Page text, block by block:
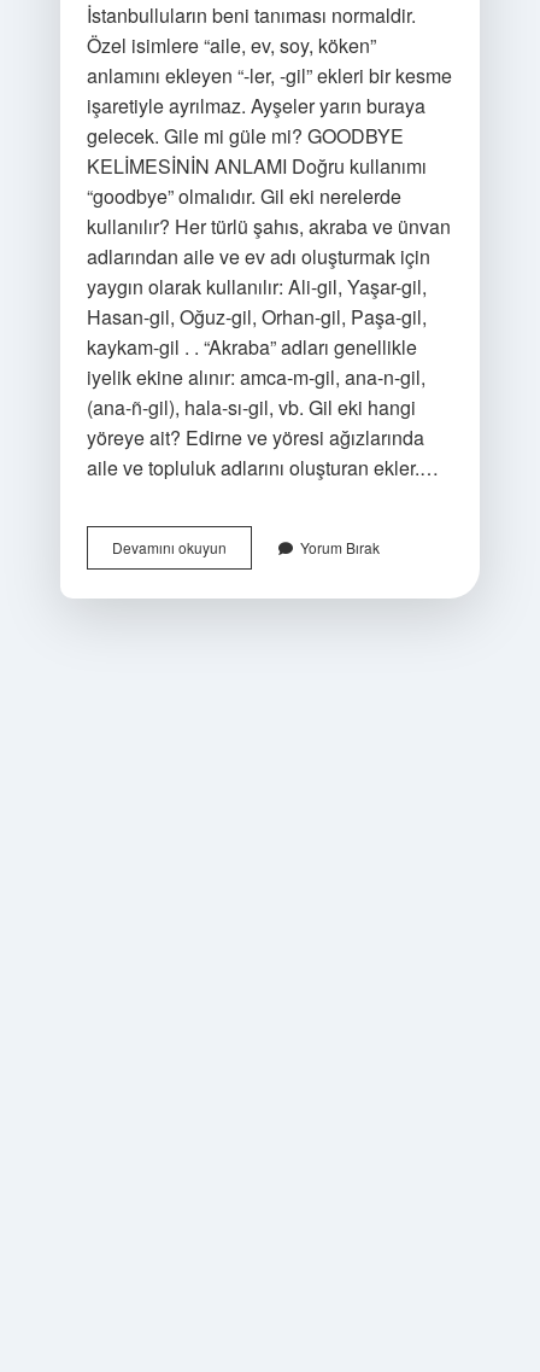
İstanbulluların beni tanıması normaldir.
Özel isimlere “aile, ev, soy, köken”
anlamını ekleyen “-ler, -gil” ekleri bir kesme
işaretiyle ayrılmaz. Ayşeler yarın buraya
gelecek. Gile mi güle mi? GOODBYE
KELİMESİNİN ANLAMI Doğru kullanımı
“goodbye” olmalıdır. Gil eki nerelerde
kullanılır? Her türlü şahıs, akraba ve ünvan
adlarından aile ve ev adı oluşturmak için
yaygın olarak kullanılır: Ali-gil, Yaşar-gil,
Hasan-gil, Oğuz-gil, Orhan-gil, Paşa-gil,
kaykam-gil . . “Akraba” adları genellikle
iyelik ekine alınır: amca-m-gil, ana-n-gil,
(ana-ñ-gil), hala-sı-gil, vb. Gil eki hangi
yöreye ait? Edirne ve yöresi ağızlarında
aile ve topluluk adlarını oluşturan ekler.…
Devamını okuyunBabaannem
Gil
Yorum Bırak